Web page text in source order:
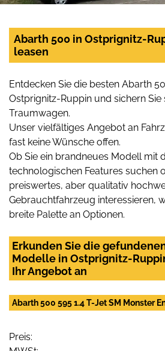
Abarth 500 in Ostprignitz-
leasen
Entdecken Sie die besten Abarth
Ostprignitz-Ruppin und sichern Sie
Traumwagen.
Unser vielfältiges Angebot an
fast keine Wünsche offen.
Ob Sie ein brandneues Modell mit
technologischen Features suchen
preiswertes, aber qualitativ
Gebrauchtfahrzeug interessieren,
breite Palette an Optionen.
Erkunden Sie die
Modelle in Ostprignitz-
Ihr Angebot an
Abarth 500 595 1.4 T-Jet SM Monster
Preis: